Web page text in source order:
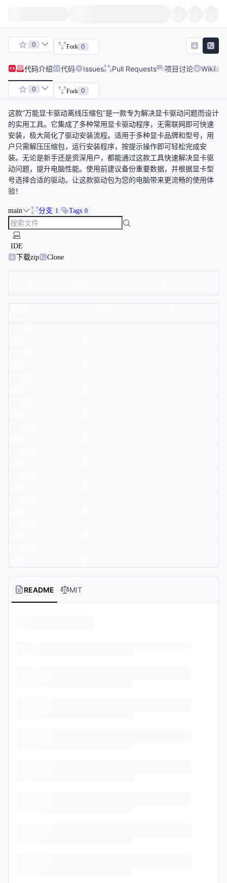
0 Fork 0
代码介绍 代码 Issues Pull Requests 项目讨论 Wiki
0 Fork 0
这款“万能显卡驱动离线压缩包”是一款专为解决显卡驱动问题而设计
的实用工具。它集成了多种常用显卡驱动程序，无需联网即可快速
安装，极大简化了驱动安装流程。适用于多种显卡品牌和型号，用
户只需解压压缩包，运行安装程序，按提示操作即可轻松完成安
装。无论是新手还是资深用户，都能通过这款工具快速解决显卡驱
动问题，提升电脑性能。使用前建议备份重要数据，并根据显卡型
号选择合适的驱动。让这款驱动包为您的电脑带来更流畅的使用体
验！
main 分支 1 Tags 0
IDE
下载zip
Clone
README MIT